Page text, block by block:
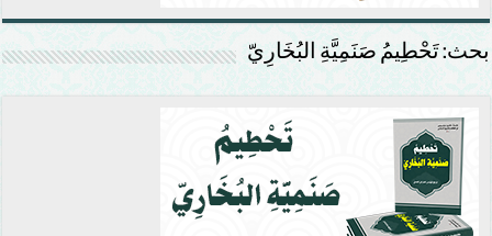
بحث: تَحْطِيمُ صَنَمِيَّةِ البُخَارِيّ